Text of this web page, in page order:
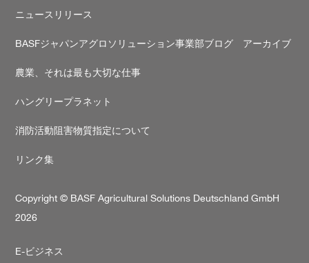
ニュースリリース
BASFジャパンアグロソリューション事業部ブログ アーカイブ
農業、それは最も大切な仕事
ハングリープラネット
消防活動阻害物質指定について
リンク集
Copyright © BASF Agricultural Solutions Deutschland GmbH
2026
Secondary
E-ビジネス